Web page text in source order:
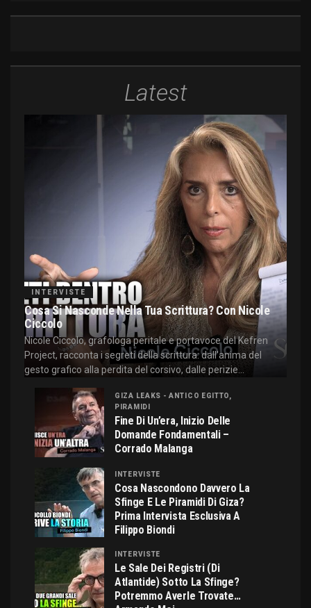
Latest
INTERVISTE
Cosa Si Nasconde Nella Tua Scrittura? Con Nicole
Ciccolo
Nicole Ciccolo, grafologa peritale e portavoce del Kefren
Project, racconta i segreti della scrittura: dall'anima del
gesto grafico alla perdita del corsivo, dalle perizie...
GIZA LEAKS - ANTICO EGITTO,
PIRAMIDI
Fine Di Un’era, Inizio Delle
Domande Fondamentali –
Corrado Malanga
INTERVISTE
Cosa Nascondono Davvero La
Sfinge E Le Piramidi Di Giza?
Prima Intervista Esclusiva A
Filippo Biondi
INTERVISTE
Le Sale Dei Registri (di
Atlantide) Sotto La Sfinge?
Potremmo Averle Trovate…